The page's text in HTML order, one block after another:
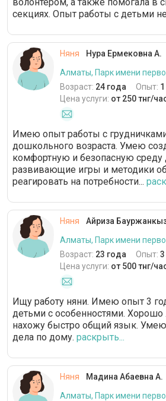
секциях. Опыт работы с детьми
Няня
Нура Ермековна А.
Алматы, Парк имени
Возраст: 24 года Опыт:
Цена услуги: от 250 тнг/
Имею опыт работы с
дошкольного возраста. Умею
комфортную и безопасную среду
развивающие игры и методики
реагировать на потребности...
Няня
Айриза
Алматы, Парк имени
Возраст: 23 года Опыт:
Цена услуги: от 500 тнг/
Ищу работу няни. Имею опыт 3
детьми с особенностями.
нахожу быстро общий язык. Умею
дела по дому. раскрыть...
Няня
Мадина Абаевна А.
Алматы, Парк имени